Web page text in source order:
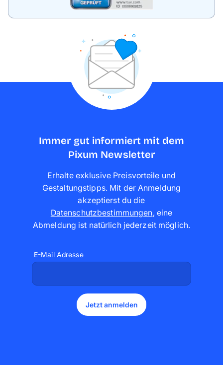
Immer gut informiert mit dem
Pixum Newsletter
Erhalte exklusive Preisvorteile und
Gestaltungstipps. Mit der Anmeldung
akzeptierst du die
Datenschutzbestimmungen, eine
Abmeldung ist natürlich jederzeit möglich.
E-Mail Adresse
Jetzt anmelden